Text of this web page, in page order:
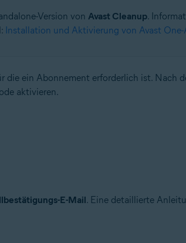
Version von Avast Cleanup.
Installation und Aktivierung von Avast One-
ein Abonnement erforderlich ist. Nach
aktivieren.
E-Mail. Eine detaillierte